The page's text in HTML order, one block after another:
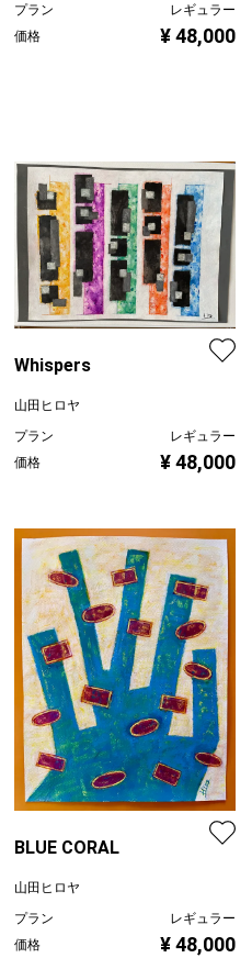
プラン
レギュラー
価格
¥ 48,000
Whispers
山田ヒロヤ
プラン
レギュラー
価格
¥ 48,000
BLUE CORAL
山田ヒロヤ
プラン
レギュラー
価格
¥ 48,000